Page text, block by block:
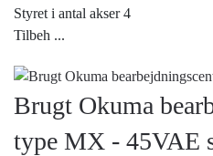
Styret i antal akser 4
Tilbeh ...
Brugt Okuma
type MX - 45VAE